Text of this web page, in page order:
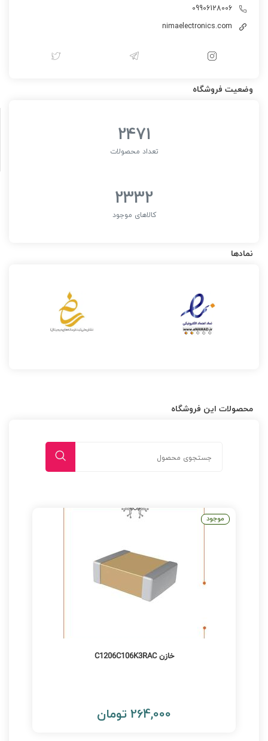
09906128006
nimaelectronics.com
وضعیت فروشگاه
2471
تعداد محصولات
2332
کالاهای موجود
نمادها
محصولات این فروشگاه
خازن C1206C106K3RAC
264,000 تومان
موجود